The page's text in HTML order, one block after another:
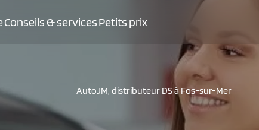
Conseils & servicesPetits prix
AutoJM, distributeur DS à Fos-sur-Mer